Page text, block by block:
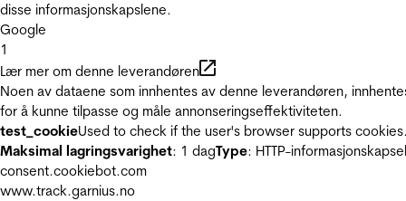
disse informasjonskapslene.
Google
1
Lær mer om denne leverandøren
Noen av dataene som innhentes av denne leverandøren,
for å kunne tilpasse og måle annonseringseffektiviteten.
test_cookieUsed to check if the user's browser supports
Maksimal lagringsvarighet: 1 dagType: HTTP-informasjonskapsel
consent.cookiebot.com
www.track.garnius.no